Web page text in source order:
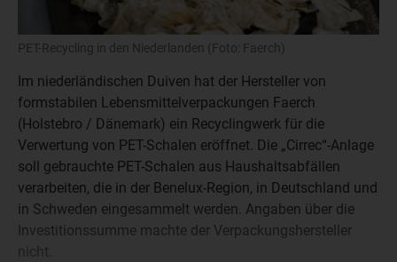
PET-Recycling in den Niederlanden (Foto: Faerch)
Im niederländischen Duiven hat der Hersteller von
formstabilen Lebensmittelverpackungen Faerch
(Holstebro / Dänemark) ein Recyclingwerk für die
Verwertung von PET-Schalen eröffnet. Die „Cirrec“-Anlage
soll gebrauchte PET-Schalen aus Haushaltsabfällen
verarbeiten, die in der Benelux-Region, in Deutschland und
in Schweden eingesammelt werden. Angaben über die
Investitionssumme machte der Verpackungshersteller
nicht.